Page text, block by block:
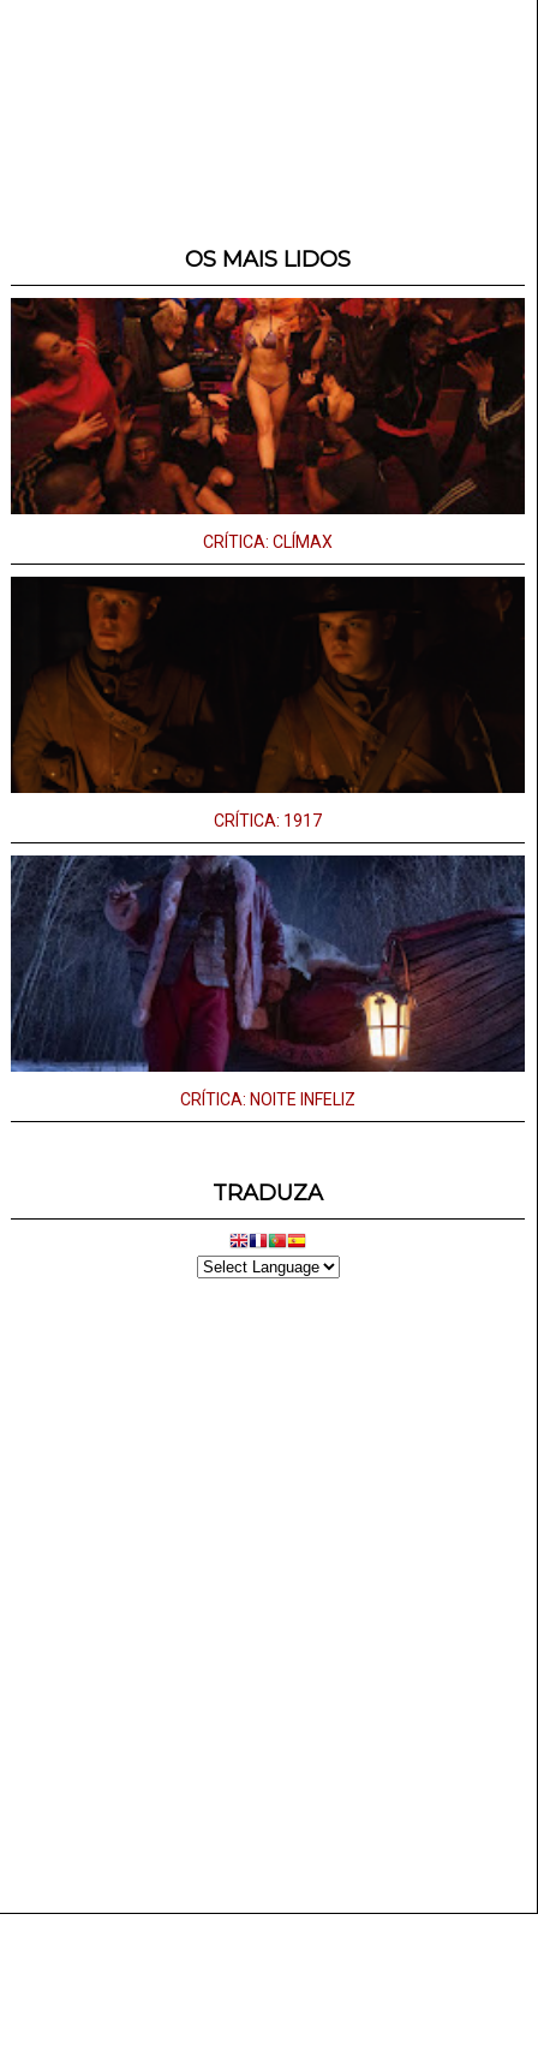
OS MAIS LIDOS
CRÍTICA: CLÍMAX
CRÍTICA: 1917
CRÍTICA: NOITE INFELIZ
TRADUZA